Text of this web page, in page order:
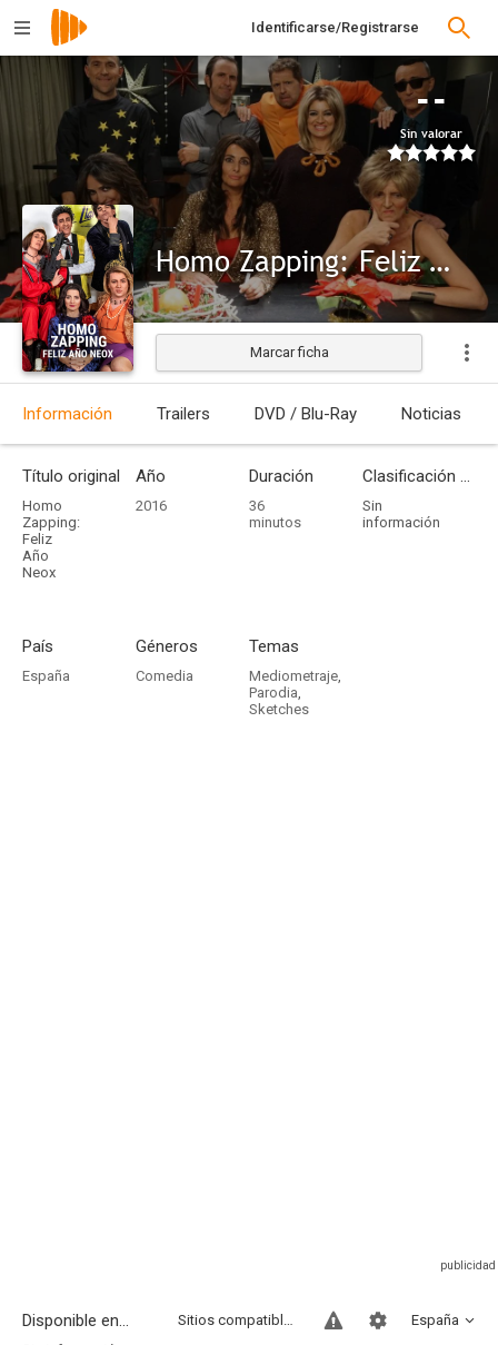
Identificarse/Registrarse
--
Sin valorar
Homo Zapping: Feliz Año Neox
Marcar ficha
Información Trailers DVD / Blu-Ray Noticias
Título original
Homo
Zapping:
Feliz
Año
Neox
Año
2016
Duración
36
minutos
Clasificación por edades
Sin
información
País
España
Géneros
Comedia
Temas
Mediometraje,
Parodia,
Sketches
Disponible en... España
Sitios compatibles